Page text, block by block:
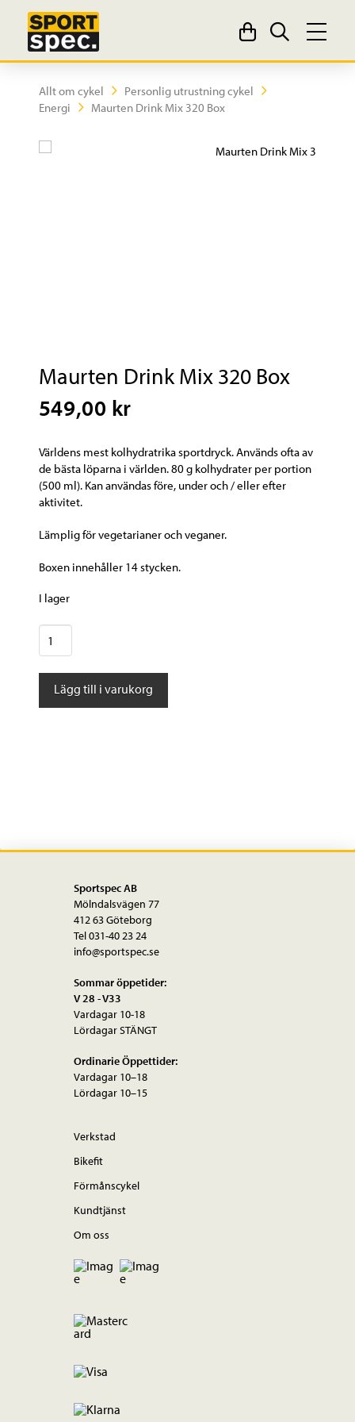
Allt om cykel
Personlig utrustning cykel
Energi
Maurten Drink Mix 320 Box
Maurten Drink Mix 320 Box
549,00 kr
Världens mest kolhydratrika sportdryck. Används ofta av
de bästa löparna i världen. 80 g kolhydrater per portion
(500 ml). Kan användas före, under och / eller efter
aktivitet.
Lämplig för vegetarianer och veganer.
Boxen innehåller 14 stycken.
I lager
Maurten
Drink
Mix
320Lägg till i varukorg
Sportspec AB
Mölndalsvägen 77
412 63 Göteborg
Tel 031-40 23 24
info@sportspec.se
Sommar öppetider:
V 28 - V33
Vardagar 10-18
Lördagar STÄNGT
Ordinarie Öppettider:
Vardagar 10–18
Lördagar 10–15
Verkstad
Bikefit
Förmånscykel
Kundtjänst
Om oss